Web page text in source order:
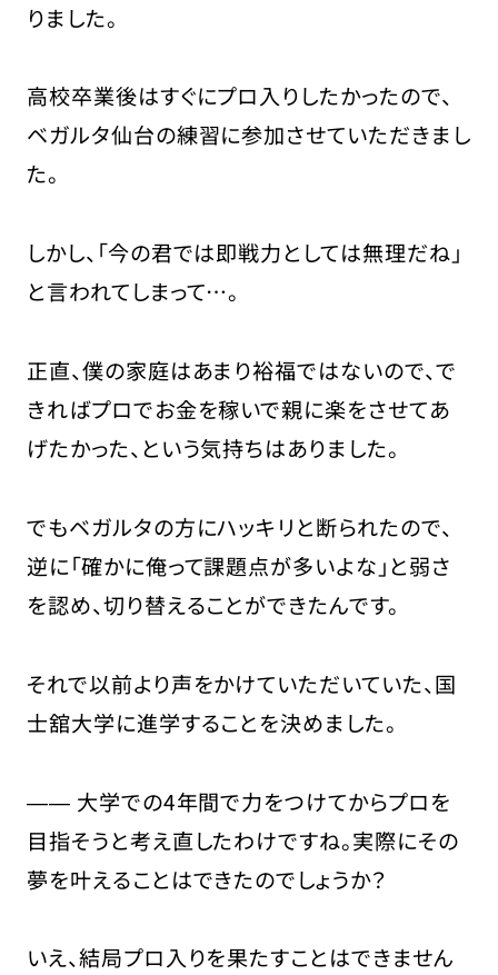
りました。
高校卒業後はすぐにプロ入りしたかったので、
ベガルタ仙台の練習に参加させていただきまし
た。
しかし、「今の君では即戦力としては無理だね」
と言われてしまって…。
正直、僕の家庭はあまり裕福ではないので、で
きればプロでお金を稼いで親に楽をさせてあ
げたかった、という気持ちはありました。
でもベガルタの方にハッキリと断られたので、
逆に「確かに俺って課題点が多いよな」と弱さ
を認め、切り替えることができたんです。
それで以前より声をかけていただいていた、国
士舘大学に進学することを決めました。
―― 大学での4年間で力をつけてからプロを
目指そうと考え直したわけですね。実際にその
夢を叶えることはできたのでしょうか？
いえ、結局プロ入りを果たすことはできません